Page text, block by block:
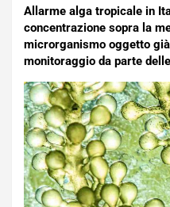
Allarme alga tropicale in
concentrazione sopra la
microrganismo oggetto
monitoraggio da parte